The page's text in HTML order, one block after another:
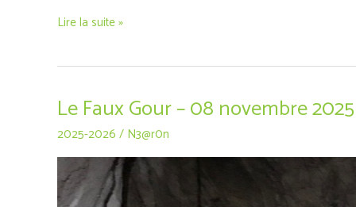
Lire la suite »
Le Faux Gour – 08 novembre 2025
2025-2026 / N3@r0n
Le
Gour
–
08
novembre